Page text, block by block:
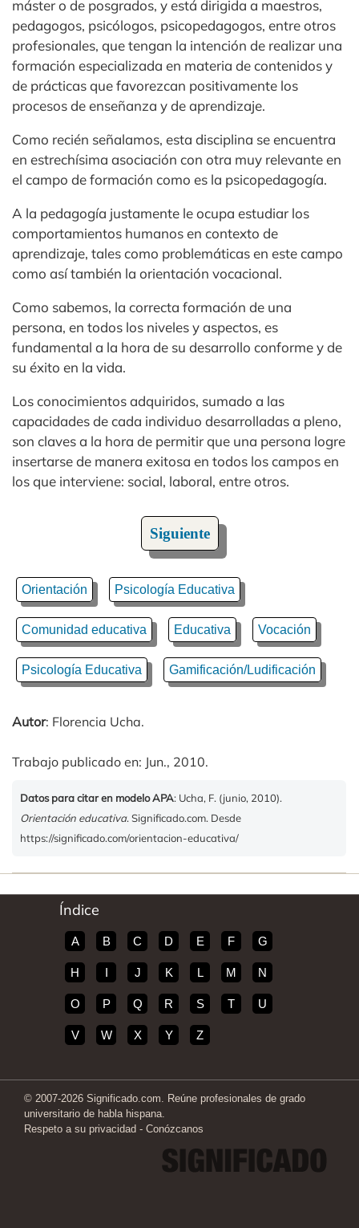
máster o de posgrados, y está dirigida a maestros,
pedagogos, psicólogos, psicopedagogos, entre otros
profesionales, que tengan la intención de realizar una
formación especializada en materia de contenidos y
de prácticas que favorezcan positivamente los
procesos de enseñanza y de aprendizaje.
Como recién señalamos, esta disciplina se encuentra
en estrechísima asociación con otra muy relevante en
el campo de formación como es la psicopedagogía.
A la pedagogía justamente le ocupa estudiar los
comportamientos humanos en contexto de
aprendizaje, tales como problemáticas en este campo
como así también la orientación vocacional.
Como sabemos, la correcta formación de una
persona, en todos los niveles y aspectos, es
fundamental a la hora de su desarrollo conforme y de
su éxito en la vida.
Los conocimientos adquiridos, sumado a las
capacidades de cada individuo desarrolladas a pleno,
son claves a la hora de permitir que una persona logre
insertarse de manera exitosa en todos los campos en
los que interviene: social, laboral, entre otros.
Siguiente
Orientación Psicología Educativa
Comunidad educativa Educativa Vocación
Psicología Educativa Gamificación/Ludificación
Autor: Florencia Ucha.
Trabajo publicado en: Jun., 2010.
Datos para citar en modelo APA: Ucha, F. (junio, 2010).
Orientación educativa. Significado.com. Desde
https://significado.com/orientacion-educativa/
Índice
A B C D E F G
H I J K L M N
O P Q R S T U
V W X Y Z
© 2007-2026 Significado.com. Reúne profesionales de grado
universitario de habla hispana.
Respeto a su privacidad - Conózcanos